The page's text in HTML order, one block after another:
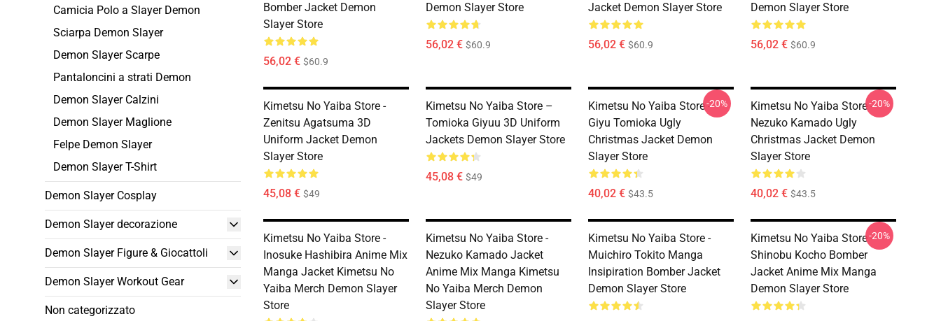
Camicia Polo a Slayer Demon
Sciarpa Demon Slayer
Demon Slayer Scarpe
Pantaloncini a strati Demon
Demon Slayer Calzini
Demon Slayer Maglione
Felpe Demon Slayer
Demon Slayer T-Shirt
Demon Slayer Cosplay
Demon Slayer decorazione
Demon Slayer Figure & Giocattoli
Demon Slayer Workout Gear
Non categorizzato
Bomber Jacket Demon
Slayer Store
56,02 € $60.9
Demon Slayer Store
56,02 € $60.9
Jacket Demon Slayer Store
56,02 € $60.9
Demon Slayer Store
56,02 € $60.9
Kimetsu No Yaiba Store -
Zenitsu Agatsuma 3D
Uniform Jacket Demon
Slayer Store
45,08 € $49
Kimetsu No Yaiba Store –
Tomioka Giyuu 3D Uniform
Jackets Demon Slayer Store
45,08 € $49
Kimetsu No Yaiba Store -
Giyu Tomioka Ugly
Christmas Jacket Demon
Slayer Store
40,02 € $43.5
-20%
Kimetsu No Yaiba Store -
Nezuko Kamado Ugly
Christmas Jacket Demon
Slayer Store
40,02 € $43.5
-20%
Kimetsu No Yaiba Store -
Inosuke Hashibira Anime Mix
Manga Jacket Kimetsu No
Yaiba Merch Demon Slayer
Store
Kimetsu No Yaiba Store -
Nezuko Kamado Jacket
Anime Mix Manga Kimetsu
No Yaiba Merch Demon
Slayer Store
Kimetsu No Yaiba Store -
Muichiro Tokito Manga
Insipiration Bomber Jacket
Demon Slayer Store
Kimetsu No Yaiba Store -
Shinobu Kocho Bomber
Jacket Anime Mix Manga
Demon Slayer Store
-20%